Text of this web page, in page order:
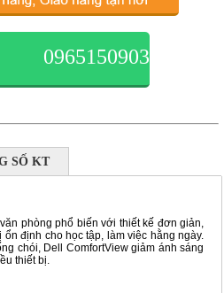
0965150903
SỐ KT
phòng phổ biến với thiết kế đơn giản,
định cho học tập, làm việc hằng ngày.
chói, Dell ComfortView giảm ánh sáng
thiết bị.